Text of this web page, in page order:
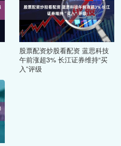
股票配资炒股看配资 蓝思科技
午前涨超3% 长江证券维持“买
入”评级